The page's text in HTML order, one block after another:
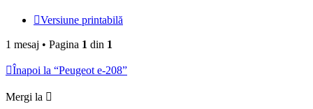
Versiune printabilă
1 mesaj • Pagina 1 din 1
Înapoi la “Peugeot e-208”
Mergi la